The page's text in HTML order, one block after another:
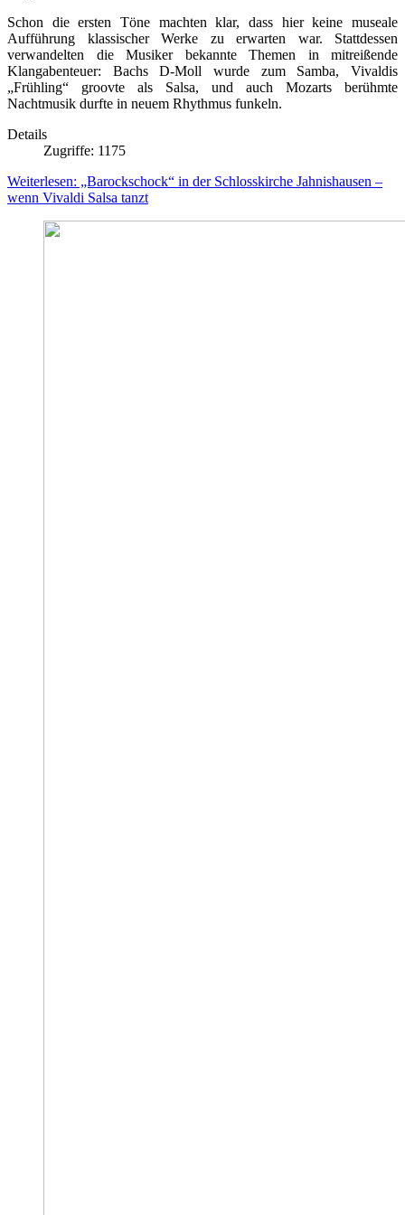
Schon die ersten Töne machten klar, dass hier keine museale
Aufführung klassischer Werke zu erwarten war. Stattdessen
verwandelten die Musiker bekannte Themen in mitreißende
Klangabenteuer: Bachs D-Moll wurde zum Samba, Vivaldis
„Frühling“ groovte als Salsa, und auch Mozarts berühmte
Nachtmusik durfte in neuem Rhythmus funkeln.
Details
Zugriffe: 1175
Weiterlesen: „Barockschock“ in der Schlosskirche Jahnishausen –
wenn Vivaldi Salsa tanzt